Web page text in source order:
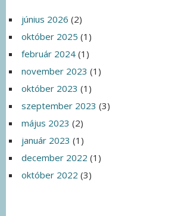
június 2026 (2)
október 2025 (1)
február 2024 (1)
november 2023 (1)
október 2023 (1)
szeptember 2023 (3)
május 2023 (2)
január 2023 (1)
december 2022 (1)
október 2022 (3)